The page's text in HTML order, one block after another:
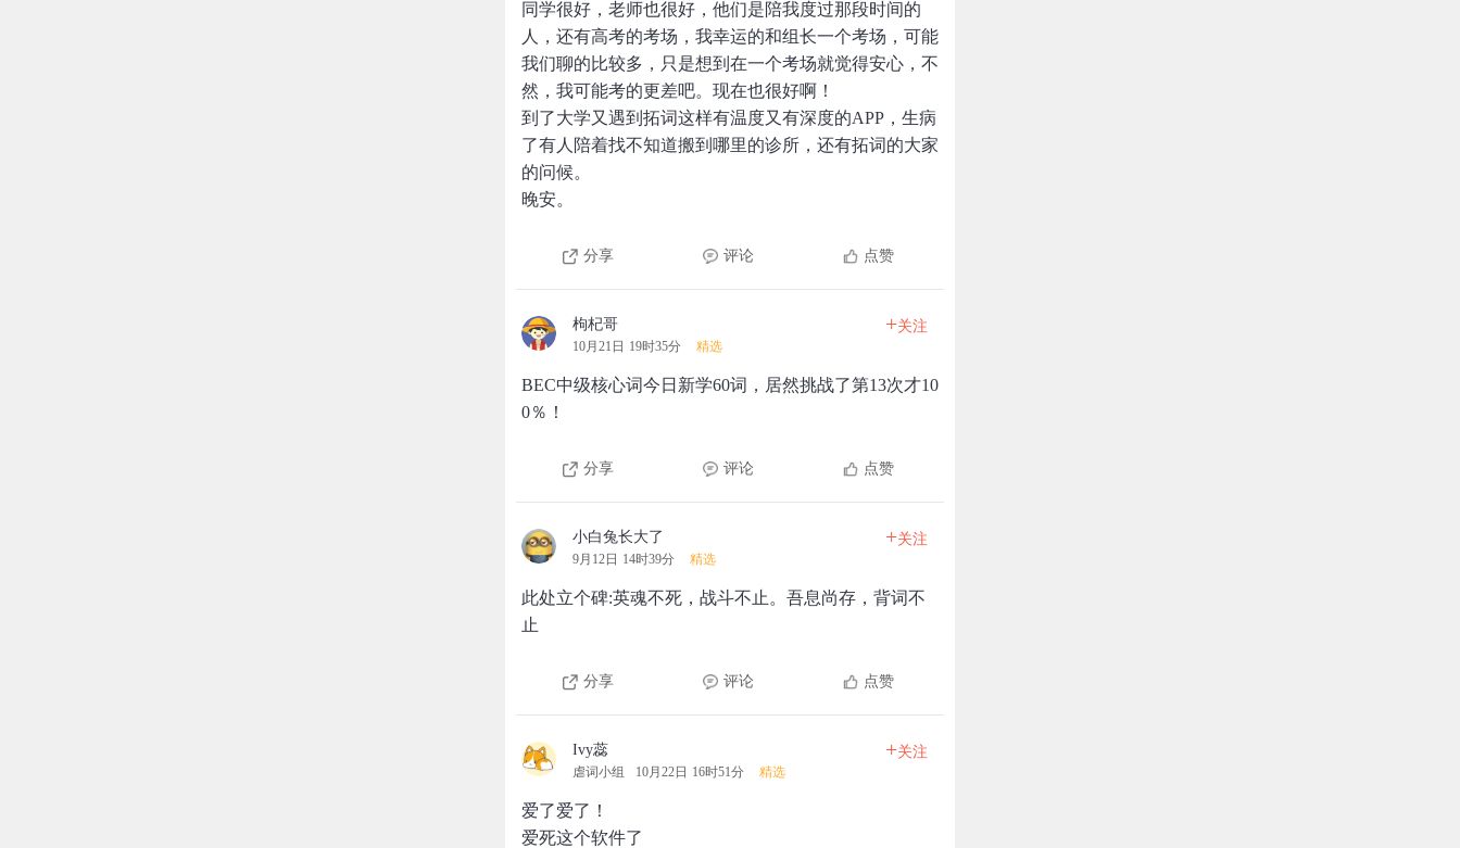
同学很好，老师也很好，他们是陪我度过那段时间的
人，还有高考的考场，我幸运的和组长一个考场，可能
我们聊的比较多，只是想到在一个考场就觉得安心，不
然，我可能考的更差吧。现在也很好啊！
到了大学又遇到拓词这样有温度又有深度的APP，生病
了有人陪着找不知道搬到哪里的诊所，还有拓词的大家
的问候。
晚安。
分享 评论 点赞
枸杞哥
10月21日 19时35分 精选
+关注
BEC中级核心词今日新学60词，居然挑战了第13次才10
0％！
分享 评论 点赞
小白兔长大了
9月12日 14时39分 精选
+关注
此处立个碑:英魂不死，战斗不止。吾息尚存，背词不
止
分享 评论 点赞
Ivy蕊
虐词小组 10月22日 16时51分 精选
+关注
爱了爱了！
爱死这个软件了